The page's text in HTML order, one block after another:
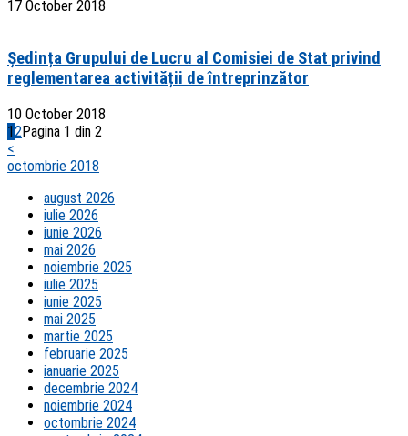
17 October 2018
Ședința Grupului de Lucru al Comisiei de Stat privind
reglementarea activității de întreprinzător
10 October 2018
12Pagina 1 din 2
<
octombrie 2018
august 2026
iulie 2026
iunie 2026
mai 2026
noiembrie 2025
iulie 2025
iunie 2025
mai 2025
martie 2025
februarie 2025
ianuarie 2025
decembrie 2024
noiembrie 2024
octombrie 2024